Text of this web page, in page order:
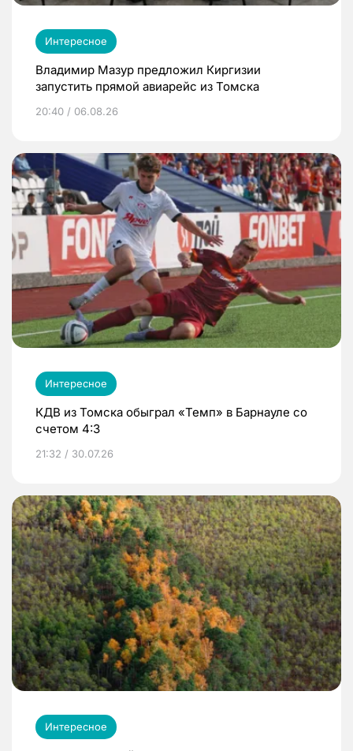
Интересное
Владимир Мазур предложил Киргизии
запустить прямой авиарейс из Томска
20:40 / 06.08.26
Интересное
КДВ из Томска обыграл «Темп» в Барнауле со
счетом 4:3
21:32 / 30.07.26
Интересное